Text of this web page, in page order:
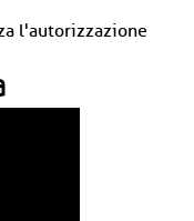
l'autorizzazione